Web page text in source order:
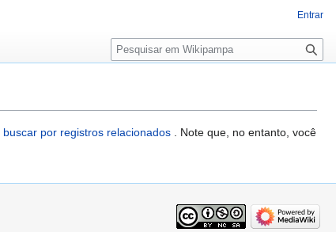
buscar por registros relacionados . Note que, no entanto, você
Entrar
Pesquisa